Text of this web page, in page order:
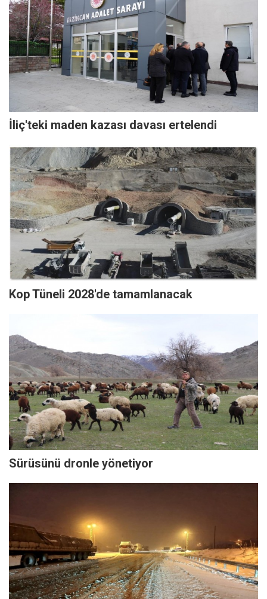
İliç'teki maden kazası davası ertelendi
Kop Tüneli 2028'de tamamlanacak
Sürüsünü dronle yönetiyor